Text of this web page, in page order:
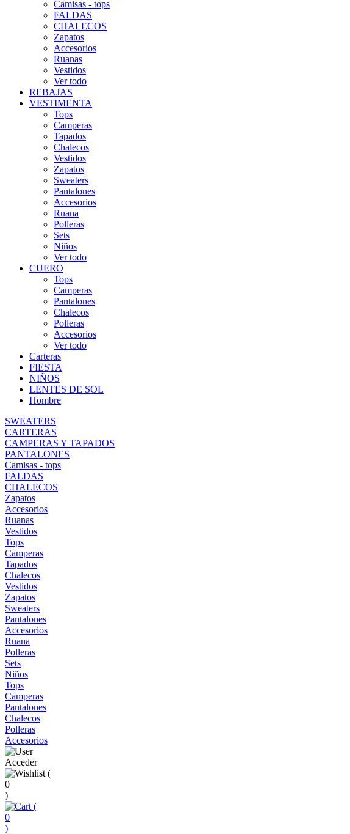
Camisas - tops
FALDAS
CHALECOS
Zapatos
Accesorios
Ruanas
Vestidos
Ver todo
REBAJAS
VESTIMENTA
Tops
Camperas
Tapados
Chalecos
Vestidos
Zapatos
Sweaters
Pantalones
Accesorios
Ruana
Polleras
Sets
Niños
Ver todo
CUERO
Tops
Camperas
Pantalones
Chalecos
Polleras
Accesorios
Ver todo
Carteras
FIESTA
NIÑOS
LENTES DE SOL
Hombre
SWEATERS
CARTERAS
CAMPERAS Y TAPADOS
PANTALONES
Camisas - tops
FALDAS
CHALECOS
Zapatos
Accesorios
Ruanas
Vestidos
Tops
Camperas
Tapados
Chalecos
Vestidos
Zapatos
Sweaters
Pantalones
Accesorios
Ruana
Polleras
Sets
Niños
Tops
Camperas
Pantalones
Chalecos
Polleras
Accesorios
Acceder
(
0
)
(
0
)